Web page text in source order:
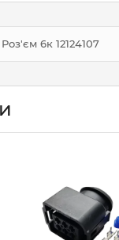
Роз'єм 6к 12124107